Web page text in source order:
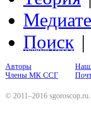
Поиск |
Структурный Гороскоп
Авторы
Члены МК ССГ
© 2011–2016 sgoroscop.ru.